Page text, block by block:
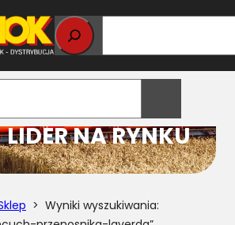
STOMIL
LIDER NA RYNKU
> Wyniki wyszukiwania: